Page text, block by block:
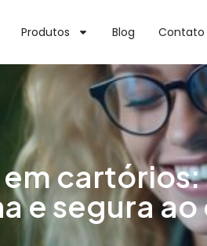
Produtos Blog Contato
e segura